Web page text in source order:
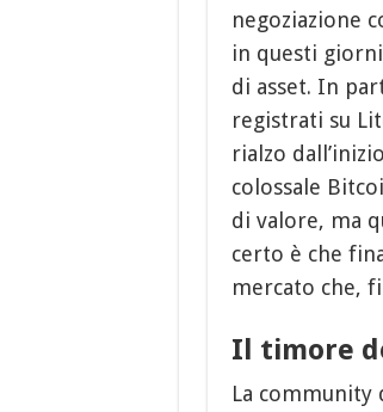
negoziazione
in questi
di asset. In
registrati su
rialzo
colossale
di valore, ma
certo è che
mercato che,
Il timore
La community